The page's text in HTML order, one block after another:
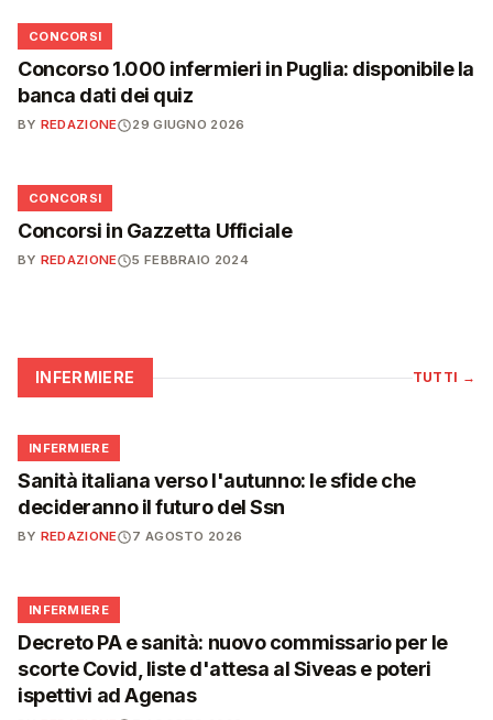
📋
CONCORSI
Concorso 1.000 infermieri in Puglia: disponibile la
banca dati dei quiz
BY REDAZIONE 29 GIUGNO 2026
📋
CONCORSI
Concorsi in Gazzetta Ufficiale
BY REDAZIONE 5 FEBBRAIO 2024
INFERMIERE TUTTI →
🩺
INFERMIERE
Sanità italiana verso l'autunno: le sfide che
decideranno il futuro del Ssn
BY REDAZIONE 7 AGOSTO 2026
🩺
INFERMIERE
Decreto PA e sanità: nuovo commissario per le
scorte Covid, liste d'attesa al Siveas e poteri
ispettivi ad Agenas